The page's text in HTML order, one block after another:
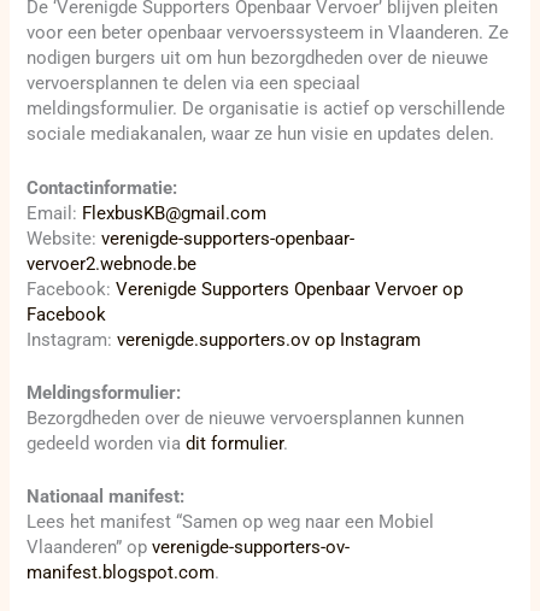
De ‘Verenigde Supporters Openbaar Vervoer’ blijven pleiten
voor een beter openbaar vervoerssysteem in Vlaanderen. Ze
nodigen burgers uit om hun bezorgdheden over de nieuwe
vervoersplannen te delen via een speciaal
meldingsformulier. De organisatie is actief op verschillende
sociale mediakanalen, waar ze hun visie en updates delen.
Contactinformatie:
Email: FlexbusKB@gmail.com
Website:verenigde-supporters-openbaar-
vervoer2.webnode.be
Facebook:Verenigde Supporters Openbaar Vervoer op
Facebook
Instagram:verenigde.supporters.ov op Instagram
Meldingsformulier:
Bezorgdheden over de nieuwe vervoersplannen kunnen
gedeeld worden viadit formulier.
Nationaal manifest:
Lees het manifest “Samen op weg naar een Mobiel
Vlaanderen” opverenigde-supporters-ov-
manifest.blogspot.com.